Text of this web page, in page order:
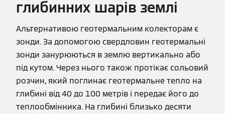
глибинних шарів землі
Альтернативою геотермальним колекторам є
зонди. За допомогою свердловин геотермальні
зонди занурюються в землю вертикально або
під кутом. Через нього також протікає сольовий
розчин, який поглинає геотермальне тепло на
глибині від 40 до 100 метрів і передає його до
теплообмінника. На глибині близько десяти